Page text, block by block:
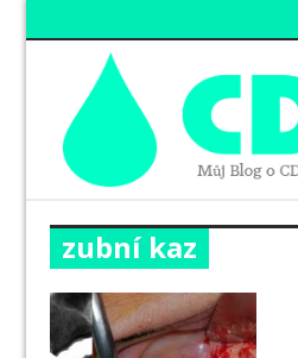
zubní kaz